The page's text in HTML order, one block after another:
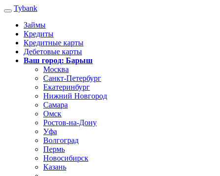
Tybank
Займы
Кредиты
Кредитные карты
Дебетовые карты
Ваш город: Барыш
Москва
Санкт-Петербург
Екатеринбург
Нижний Новгород
Самара
Омск
Ростов-на-Дону
Уфа
Волгоград
Пермь
Новосибирск
Казань